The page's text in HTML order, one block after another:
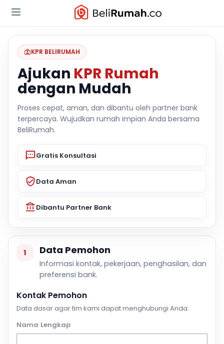
KPR BELIRUMAH
Ajukan KPR Rumah
dengan Mudah
Proses cepat, aman, dan dibantu oleh partner bank
terpercaya. Wujudkan rumah impian Anda bersama
BeliRumah.
Gratis Konsultasi
Data Aman
Dibantu Partner Bank
1 Data Pemohon
Informasi kontak, pekerjaan, penghasilan, dan
preferensi bank.
Kontak Pemohon
Data dasar agar tim kami dapat menghubungi Anda.
Nama Lengkap